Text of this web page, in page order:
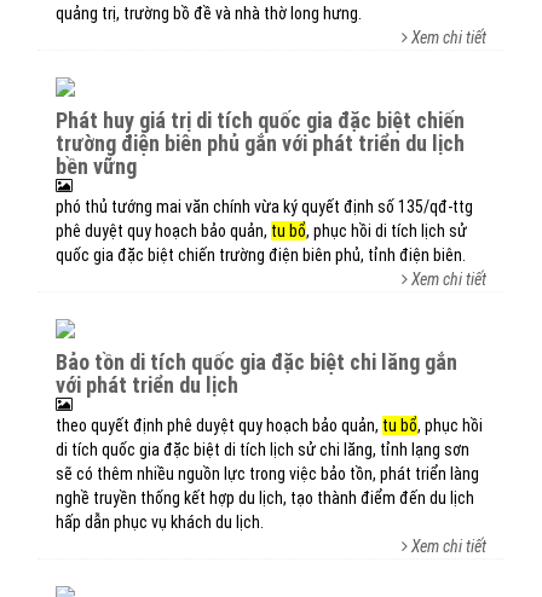
quảng trị, trường bồ đề và nhà thờ long hưng.
Xem chi tiết
phát huy giá trị di tích quốc gia đặc biệt chiến
trường điện biên phủ gắn với phát triển du lịch
bền vững
phó thủ tướng mai văn chính vừa ký quyết định số 135/qđ-ttg
phê duyệt quy hoạch bảo quản, tu bổ, phục hồi di tích lịch sử
quốc gia đặc biệt chiến trường điện biên phủ, tỉnh điện biên.
Xem chi tiết
bảo tồn di tích quốc gia đặc biệt chi lăng gắn
với phát triển du lịch
theo quyết định phê duyệt quy hoạch bảo quản, tu bổ, phục hồi
di tích quốc gia đặc biệt di tích lịch sử chi lăng, tỉnh lạng sơn
sẽ có thêm nhiều nguồn lực trong việc bảo tồn, phát triển làng
nghề truyền thống kết hợp du lịch, tạo thành điểm đến du lịch
hấp dẫn phục vụ khách du lịch.
Xem chi tiết